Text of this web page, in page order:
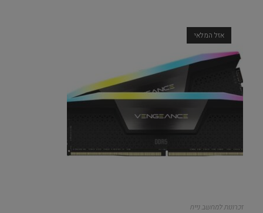
אזל המלאי
זכרונות למחשב נייח